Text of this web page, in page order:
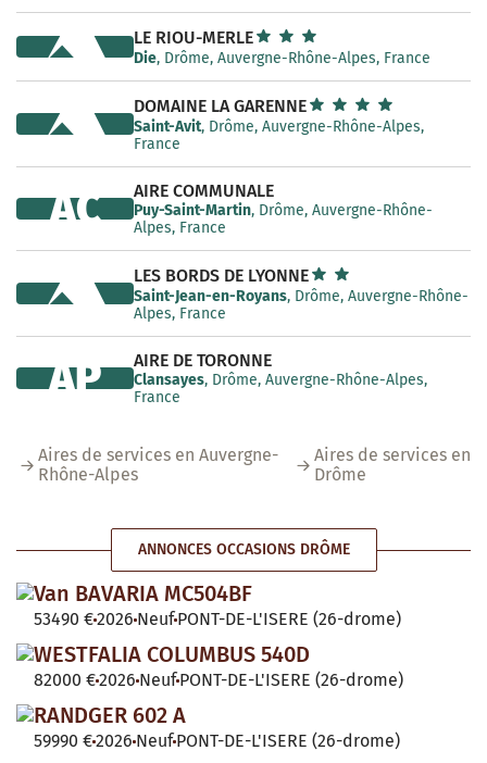
LE RIOU-MERLE
Die, Drôme, Auvergne-Rhône-Alpes, France
DOMAINE LA GARENNE
Saint-Avit, Drôme, Auvergne-Rhône-Alpes,
France
AIRE COMMUNALE
Puy-Saint-Martin, Drôme, Auvergne-Rhône-
Alpes, France
AC
LES BORDS DE LYONNE
Saint-Jean-en-Royans, Drôme, Auvergne-Rhône-
Alpes, France
AIRE DE TORONNE
Clansayes, Drôme, Auvergne-Rhône-Alpes,
France
AP
Aires de services en Auvergne-
Rhône-Alpes
Aires de services en
Drôme
ANNONCES OCCASIONS DRÔME
Van BAVARIA MC504BF
53490 €2026 Neuf PONT-DE-L'ISERE (26-drome)
WESTFALIA COLUMBUS 540D
82000 €2026 Neuf PONT-DE-L'ISERE (26-drome)
RANDGER 602 A
59990 €2026 Neuf PONT-DE-L'ISERE (26-drome)